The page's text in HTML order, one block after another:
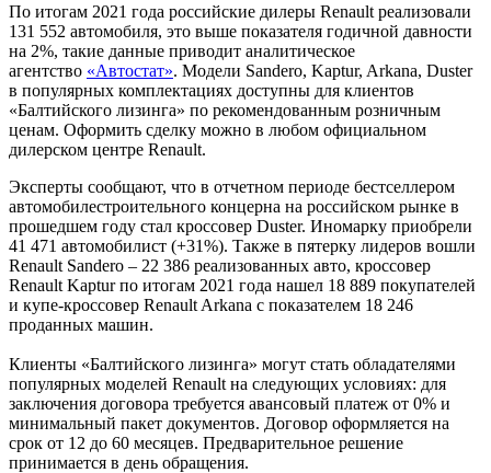
По итогам 2021 года российские дилеры Renault реализовали
131 552 автомобиля, это выше показателя годичной давности
на 2%, такие данные приводит аналитическое
агентство «Автостат». Модели Sandero, Kaptur, Arkana, Duster
в популярных комплектациях доступны для клиентов
«Балтийского лизинга» по рекомендованным розничным
ценам. Оформить сделку можно в любом официальном
дилерском центре Renault.
Эксперты сообщают, что в отчетном периоде бестселлером
автомобилестроительного концерна на российском рынке в
прошедшем году стал кроссовер Duster. Иномарку приобрели
41 471 автомобилист (+31%). Также в пятерку лидеров вошли
Renault Sandero – 22 386 реализованных авто, кроссовер
Renault Kaptur по итогам 2021 года нашел 18 889 покупателей
и купе-кроссовер Renault Arkana с показателем 18 246
проданных машин.
Клиенты «Балтийского лизинга» могут стать обладателями
популярных моделей Renault на следующих условиях: для
заключения договора требуется авансовый платеж от 0% и
минимальный пакет документов. Договор оформляется на
срок от 12 до 60 месяцев. Предварительное решение
принимается в день обращения.